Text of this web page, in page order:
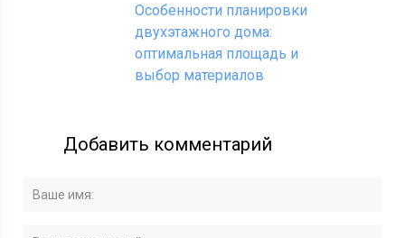
Особенности планировки
двухэтажного дома:
оптимальная площадь и
выбор материалов
Добавить комментарий